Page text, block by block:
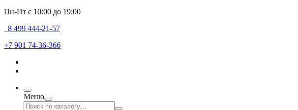
Пн-Пт с 10:00 до 19:00
8 499 444-21-57
+7 901 74-36-366
Меню